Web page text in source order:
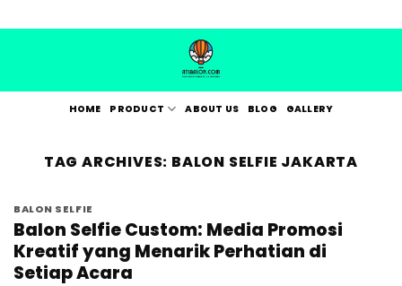
to
HOME PRODUCT ABOUT US BLOG GALLERY
TAG ARCHIVES: BALON SELFIE JAKARTA
BALON SELFIE
Balon Selfie Custom: Media Promosi
Kreatif yang Menarik Perhatian di
Setiap Acara